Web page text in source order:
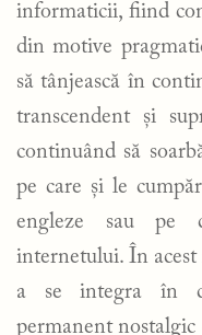
informaticii, fiind
din motive
să tânjească în
transcendent și
continuând să
pe care și le
engleze sau pe
internetului. În
a se integra în
permanent